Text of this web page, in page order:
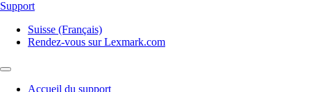
Support
Suisse (Français)
Rendez-vous sur Lexmark.com
Accueil du support